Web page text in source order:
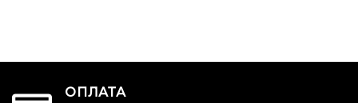
ОПЛАТА